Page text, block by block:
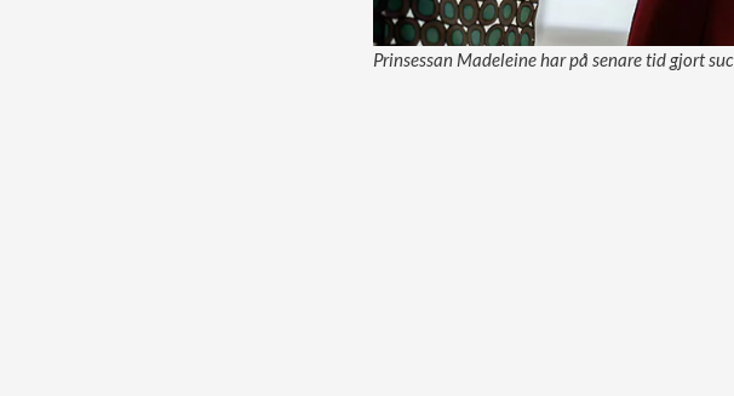
Prinsessan Madeleine har på senare tid gjort